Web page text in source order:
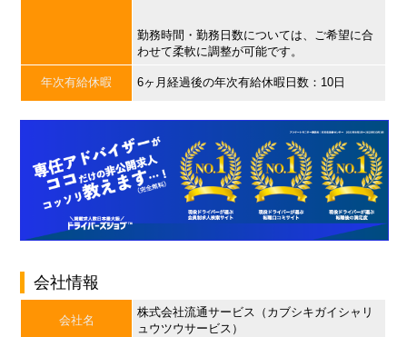
勤務時間・勤務日数については、ご希望に合
わせて柔軟に調整が可能です。
年次有給休暇 6ヶ月経過後の年次有給休暇日数：10日
会社情報
会社名
株式会社流通サービス（カブシキガイシャリ
ュウツウサービス）